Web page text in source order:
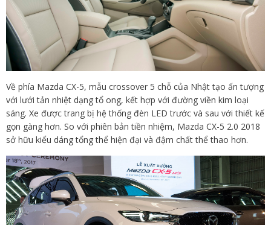
Về phía Mazda CX-5, mẫu crossover 5 chỗ của Nhật tạo ấn tượng
với lưới tản nhiệt dạng tổ ong, kết hợp với đường viền kim loại
sáng. Xe được trang bị hệ thống đèn LED trước và sau với thiết kế
gọn gàng hơn. So với phiên bản tiền nhiệm, Mazda CX-5 2.0 2018
sở hữu kiểu dáng tổng thể hiện đại và đậm chất thể thao hơn.